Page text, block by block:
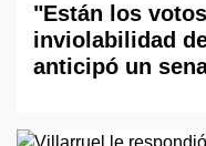
"Están los
inviolabilidad
anticipó un